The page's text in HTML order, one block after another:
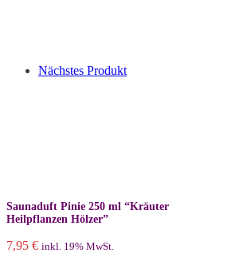
Nächstes Produkt
Saunaduft Pinie 250 ml “Kräuter
Heilpflanzen Hölzer”
7,95 € inkl. 19% MwSt.